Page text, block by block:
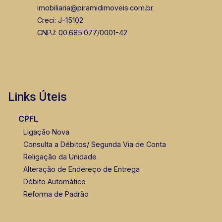
imobiliaria@piramidimoveis.com.br
Creci: J-15102
CNPJ: 00.685.077/0001-42
Links Úteis
CPFL
Ligação Nova
Consulta a Débitos/ Segunda Via de Conta
Religação da Unidade
Alteração de Endereço de Entrega
Débito Automático
Reforma de Padrão